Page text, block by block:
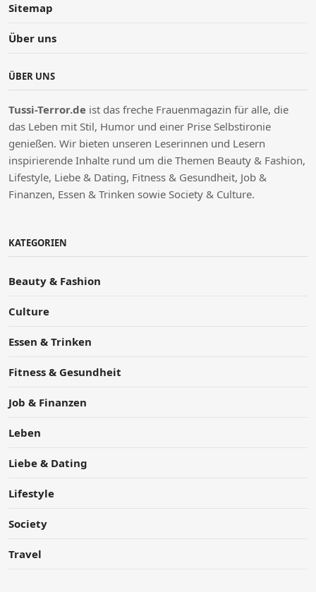
Sitemap
Über uns
ÜBER UNS
Tussi-Terror.de ist das freche Frauenmagazin für alle, die
das Leben mit Stil, Humor und einer Prise Selbstironie
genießen. Wir bieten unseren Leserinnen und Lesern
inspirierende Inhalte rund um die Themen Beauty & Fashion,
Lifestyle, Liebe & Dating, Fitness & Gesundheit, Job &
Finanzen, Essen & Trinken sowie Society & Culture.
KATEGORIEN
Beauty & Fashion
Culture
Essen & Trinken
Fitness & Gesundheit
Job & Finanzen
Leben
Liebe & Dating
Lifestyle
Society
Travel